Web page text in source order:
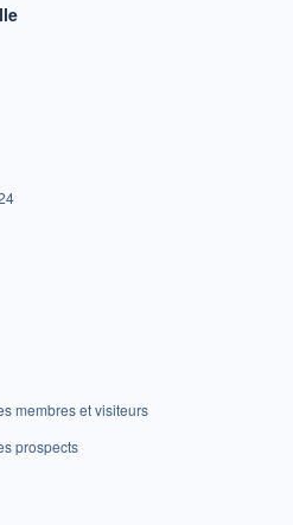
membres et visiteurs
prospects